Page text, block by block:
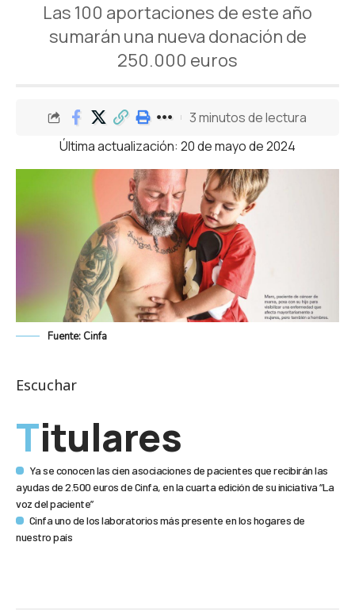
Las 100 aportaciones de este año
sumarán una nueva donación de
250.000 euros
Última actualización: 20 de mayo de 2024
3 minutos de lectura
Fuente: Cinfa
Escuchar
Titulares
Ya se conocen las cien asociaciones de pacientes que recibirán las
ayudas de 2.500 euros de Cinfa, en la cuarta edición de su iniciativa “La
voz del paciente”
Cinfa uno de los laboratorios más presente en los hogares de
nuestro país